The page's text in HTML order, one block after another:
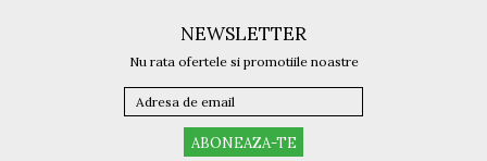
NEWSLETTER
Nu rata ofertele si promotiile noastre